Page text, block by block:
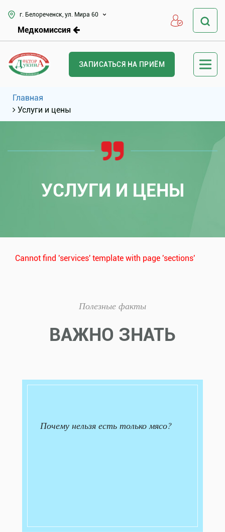
г. Белореченск, ул. Мира 60
Медкомиссия
ЗАПИСАТЬСЯ НА ПРИЁМ
Главная
Услуги и цены
УСЛУГИ И ЦЕНЫ
Cannot find 'services' template with page 'sections'
Полезные факты
ВАЖНО ЗНАТЬ
Почему нельзя есть только мясо?